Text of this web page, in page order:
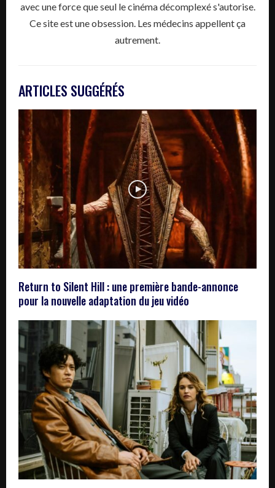
avec une force que seul le cinéma décomplexé s'autorise.
Ce site est une obsession. Les médecins appellent ça
autrement.
ARTICLES SUGGÉRÉS
Return to Silent Hill : une première bande-annonce
pour la nouvelle adaptation du jeu vidéo